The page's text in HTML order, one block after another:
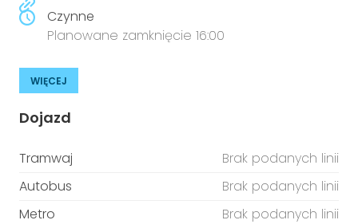
Czynne
Planowane zamknięcie 16:00
WIĘCEJ
Dojazd
Tramwaj
Brak podanych linii
Autobus
Brak podanych linii
Metro
Brak podanych linii